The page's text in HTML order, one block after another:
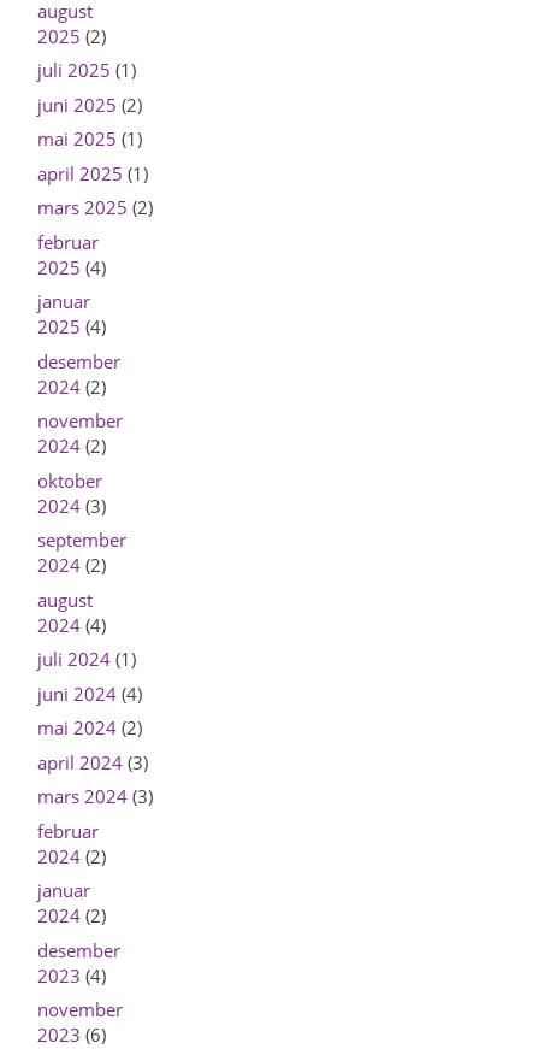
august
2025 (2)
juli 2025 (1)
juni 2025 (2)
mai 2025 (1)
april 2025 (1)
mars 2025 (2)
februar
2025 (4)
januar
2025 (4)
desember
2024(2)
november
2024(2)
oktober
2024(3)
september
2024(2)
august
2024(4)
juli 2024(1)
juni 2024(4)
mai 2024(2)
april 2024(3)
mars 2024(3)
februar
2024(2)
januar
2024(2)
desember
2023 (4)
november
2023 (6)